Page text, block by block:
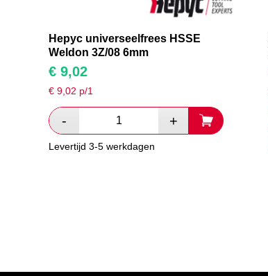
Hepyc universeelfrees HSSE
Weldon 3Z/08 6mm
€ 9,02
€ 9,02 p/1
Levertijd 3-5 werkdagen